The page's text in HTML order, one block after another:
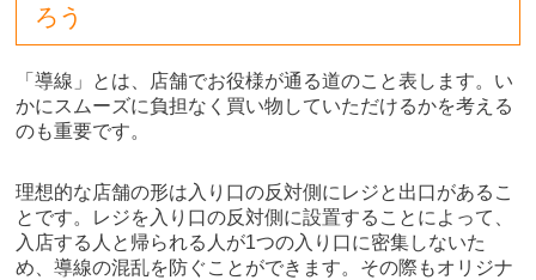
ろう
「導線」とは、店舗でお役様が通る道のこと表します。い
かにスムーズに負担なく買い物していただけるかを考える
のも重要です。
理想的な店舗の形は入り口の反対側にレジと出口があるこ
とです。レジを入り口の反対側に設置することによって、
入店する人と帰られる人が1つの入り口に密集しないた
め、導線の混乱を防ぐことができます。その際もオリジナ